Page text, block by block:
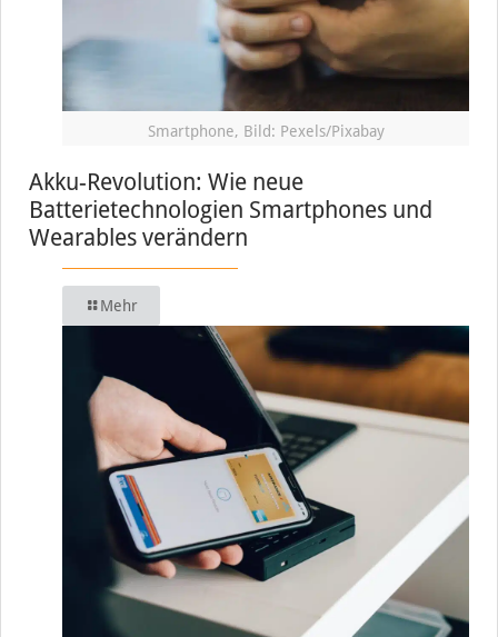
Smartphone, Bild: Pexels/Pixabay
Akku-Revolution: Wie neue
Batterietechnologien Smartphones und
Wearables verändern
Mehr